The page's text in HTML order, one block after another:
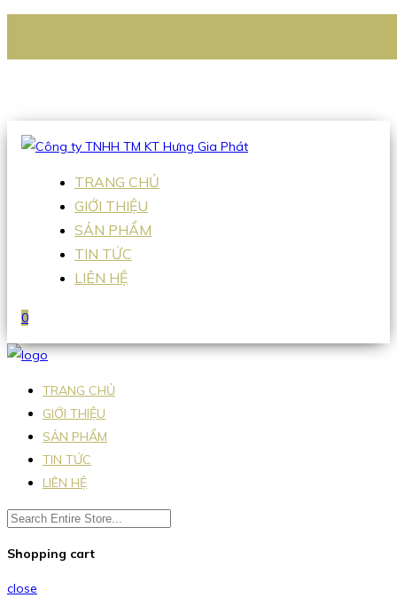
Hotline:0938 336 079
TRANG CHỦ
GIỚI THIỆU
SẢN PHẨM
TIN TỨC
LIÊN HỆ
0
TRANG CHỦ
GIỚI THIỆU
SẢN PHẨM
TIN TỨC
LIÊN HỆ
Shopping cart
close